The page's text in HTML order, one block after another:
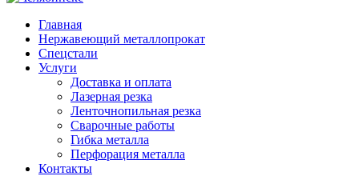
Главная
Нержавеющий металлопрокат
Спецстали
Услуги
Доставка и оплата
Лазерная резка
Ленточнопильная резка
Сварочные работы
Гибка металла
Перфорация металла
Контакты